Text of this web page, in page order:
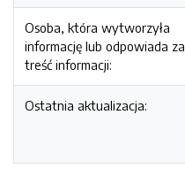
Osoba, która wytworzyła
informację lub odpowiada za
treść informacji:
Ostatnia aktualizacja: